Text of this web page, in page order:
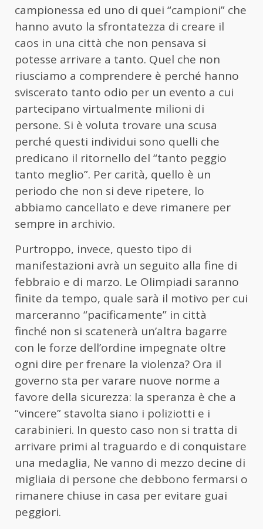
campionessa ed uno di quei “campioni” che
hanno avuto la sfrontatezza di creare il
caos in una città che non pensava si
potesse arrivare a tanto. Quel che non
riusciamo a comprendere è perché hanno
sviscerato tanto odio per un evento a cui
partecipano virtualmente milioni di
persone. Si è voluta trovare una scusa
perché questi individui sono quelli che
predicano il ritornello del “tanto peggio
tanto meglio”. Per carità, quello è un
periodo che non si deve ripetere, lo
abbiamo cancellato e deve rimanere per
sempre in archivio.
Purtroppo, invece, questo tipo di
manifestazioni avrà un seguito alla fine di
febbraio e di marzo. Le Olimpiadi saranno
finite da tempo, quale sarà il motivo per cui
marceranno “pacificamente” in città
finché non si scatenerà un’altra bagarre
con le forze dell’ordine impegnate oltre
ogni dire per frenare la violenza? Ora il
governo sta per varare nuove norme a
favore della sicurezza: la speranza è che a
“vincere” stavolta siano i poliziotti e i
carabinieri. In questo caso non si tratta di
arrivare primi al traguardo e di conquistare
una medaglia, Ne vanno di mezzo decine di
migliaia di persone che debbono fermarsi o
rimanere chiuse in casa per evitare guai
peggiori.